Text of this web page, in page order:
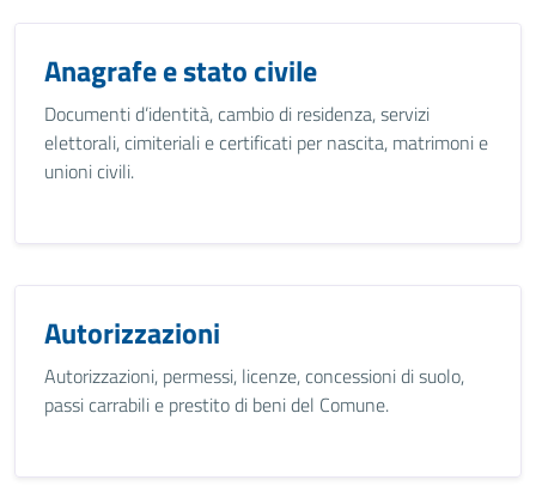
Anagrafe e stato civile
Documenti d’identità, cambio di residenza, servizi
elettorali, cimiteriali e certificati per nascita, matrimoni e
unioni civili.
Autorizzazioni
Autorizzazioni, permessi, licenze, concessioni di suolo,
passi carrabili e prestito di beni del Comune.